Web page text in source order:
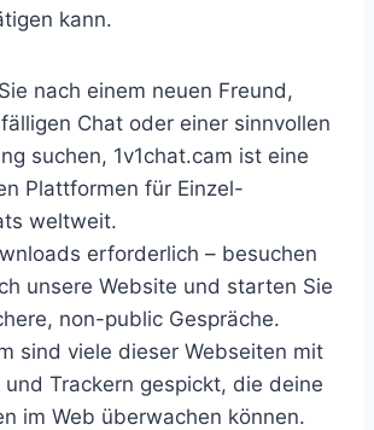
kann.
nach einem neuen Freund,
Chat oder einer sinnvollen
suchen, 1v1chat.cam ist eine
Plattformen für Einzel-
weltweit.
erforderlich – besuchen
unsere Website und starten Sie
non-public Gespräche.
sind viele dieser Webseiten mit
und Trackern gespickt, die deine
im Web überwachen können.